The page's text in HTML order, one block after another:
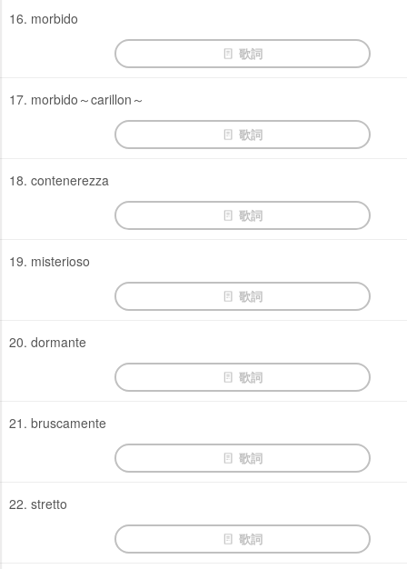
16. morbido
歌詞
17. morbido～carillon～
歌詞
18. contenerezza
歌詞
19. misterioso
歌詞
20. dormante
歌詞
21. bruscamente
歌詞
22. stretto
歌詞